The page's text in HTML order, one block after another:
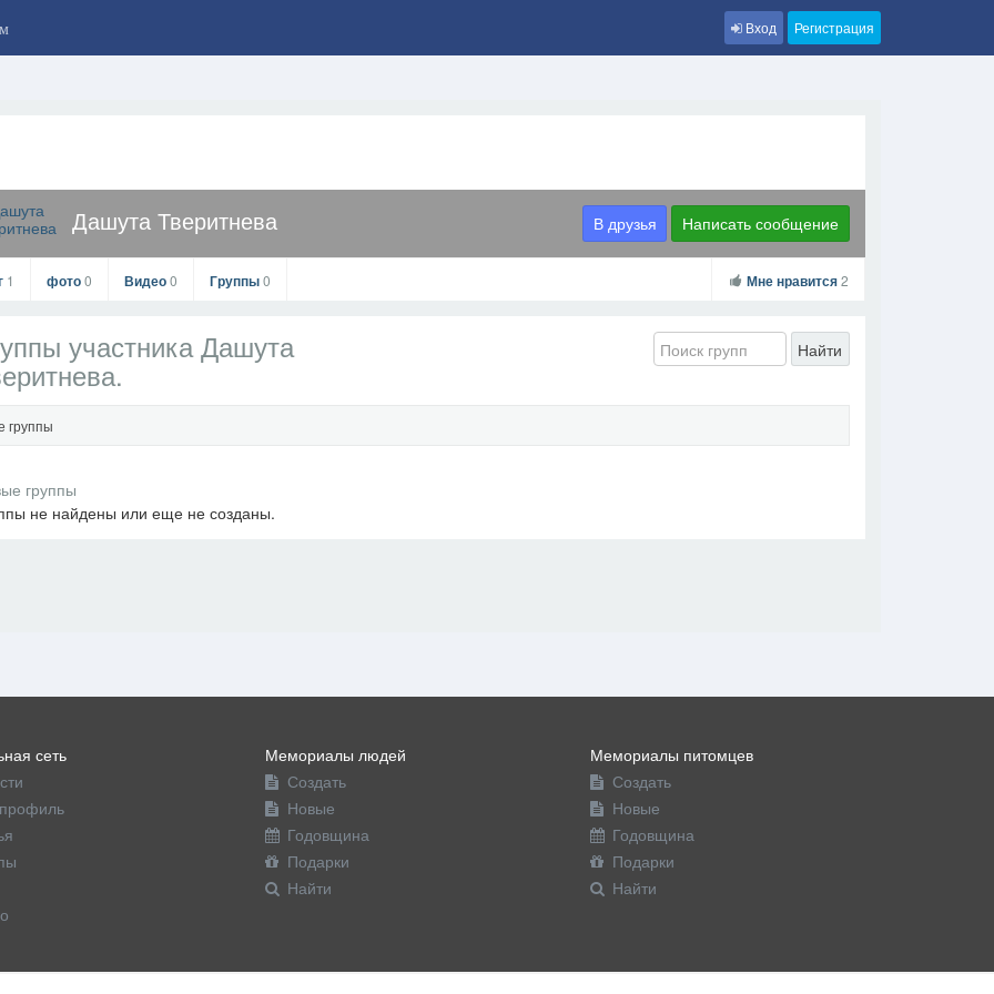
Вход Регистрация
Дашута Тверитнева В друзья Написать сообщение
1 фото0 Видео0 Группы0 Мне нравится2
участника Дашута Найти
группы
не найдены или еще не созданы.
сеть
Мемориалы людей
Создать
Новые
Годовщина
Подарки
Найти
Мемориалы питомцев
Создать
Новые
Годовщина
Подарки
Найти